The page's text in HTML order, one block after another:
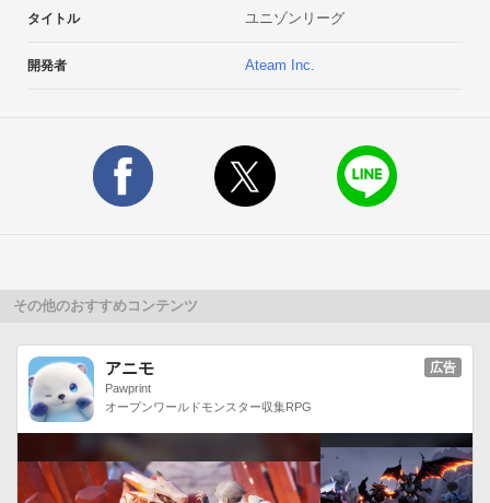
タイトル ユニゾンリーグ
開発者 Ateam Inc.
その他のおすすめコンテンツ
アニモ
Pawprint
オープンワールドモンスター収集RPG
広告